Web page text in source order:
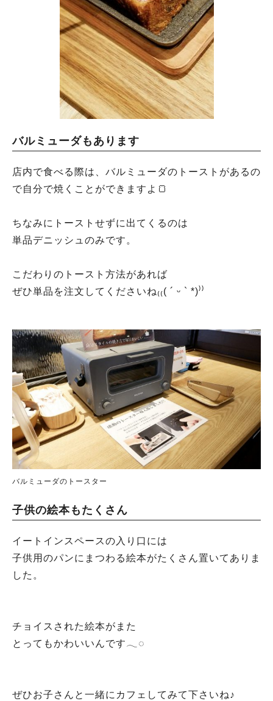
バルミューダもあります
店内で食べる際は、バルミューダのトーストがあるの
で自分で焼くことができますよ🍞
ちなみにトーストせずに出てくるのは
単品デニッシュのみです。
こだわりのトースト方法があれば
ぜひ単品を注文してくださいね₍₍( ´ ᵕ ` *)⁾⁾
バルミューダのトースター
子供の絵本もたくさん
イートインスペースの入り口には
子供用のパンにまつわる絵本がたくさん置いてありま
した。
チョイスされた絵本がまた
とってもかわいいんです𓂃◌
ぜひお子さんと一緒にカフェしてみて下さいね♪